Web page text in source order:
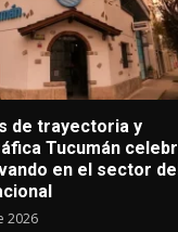
de trayectoria y
Tucumán
en el sector
2026